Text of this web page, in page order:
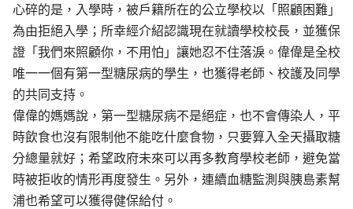
心碎的是，入學時，被戶籍所在的公立學校以「照顧困難」
為由拒絕入學；所幸經介紹認識現在就讀學校校長，並獲保
證「我們來照顧你，不用怕」讓她忍不住落淚。偉偉是全校
唯一一個有第一型糖尿病的學生，也獲得老師、校護及同學
的共同支持。
偉偉的媽媽說，第一型糖尿病不是絕症，也不會傳染人，平
時飲食也沒有限制他不能吃什麼食物，只要算入全天攝取糖
分總量就好；希望政府未來可以再多教育學校老師，避免當
時被拒收的情形再度發生。另外，連續血糖監測與胰島素幫
浦也希望可以獲得健保給付。